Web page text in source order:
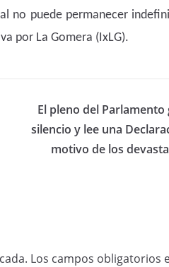
no puede permanecer
por La Gomera (IxLG).
El pleno del
silencio y lee una
motivo de los
Los campos obligatorios